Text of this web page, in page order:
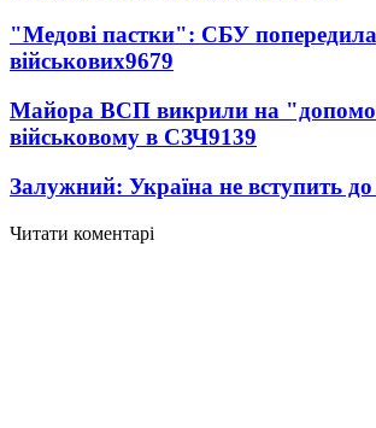
"Медові пастки": СБУ попередила
військових9679
Майора ВСП викрили на
військовому в СЗЧ9139
Залужний: Україна не вступить
Читати коментарі